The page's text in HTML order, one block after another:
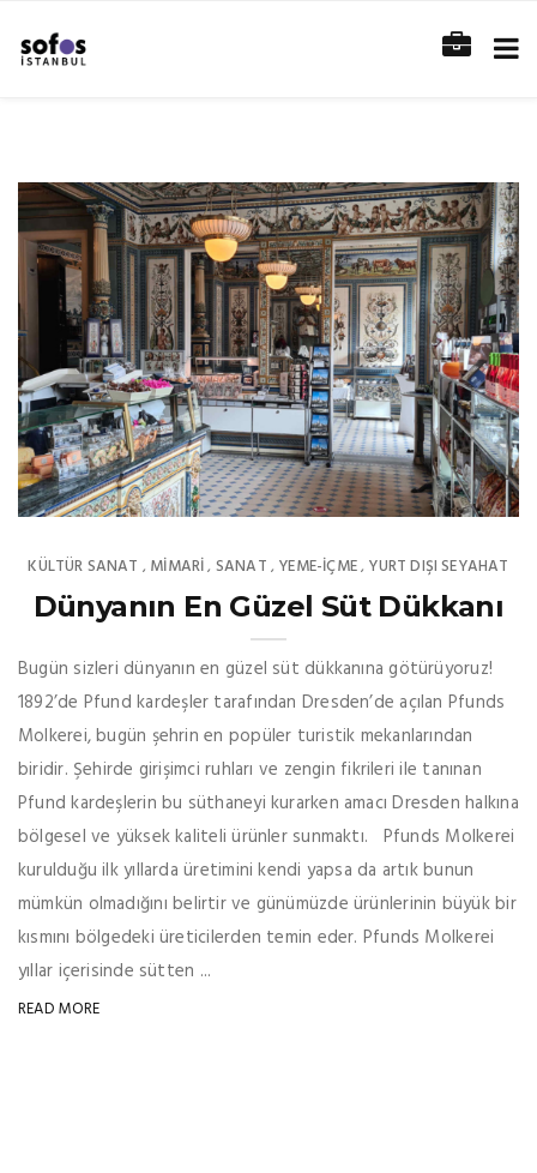
KÜLTÜR SANAT , MIMARI, SANAT , YEME-İÇME, YURT DIŞI SEYAHAT
Dünyanın En Güzel Süt Dükkanı
Bugün sizleri dünyanın en güzel süt dükkanına götürüyoruz!
1892’de Pfund kardeşler tarafından Dresden’de açılan Pfunds
Molkerei, bugün şehrin en popüler turistik mekanlarından
biridir. Şehirde girişimci ruhları ve zengin fikrileri ile tanınan
Pfund kardeşlerin bu süthaneyi kurarken amacı Dresden halkına
bölgesel ve yüksek kaliteli ürünler sunmaktı. Pfunds Molkerei
kurulduğu ilk yıllarda üretimini kendi yapsa da artık bunun
mümkün olmadığını belirtir ve günümüzde ürünlerinin büyük bir
kısmını bölgedeki üreticilerden temin eder. Pfunds Molkerei
yıllar içerisinde sütten ...
READ MORE